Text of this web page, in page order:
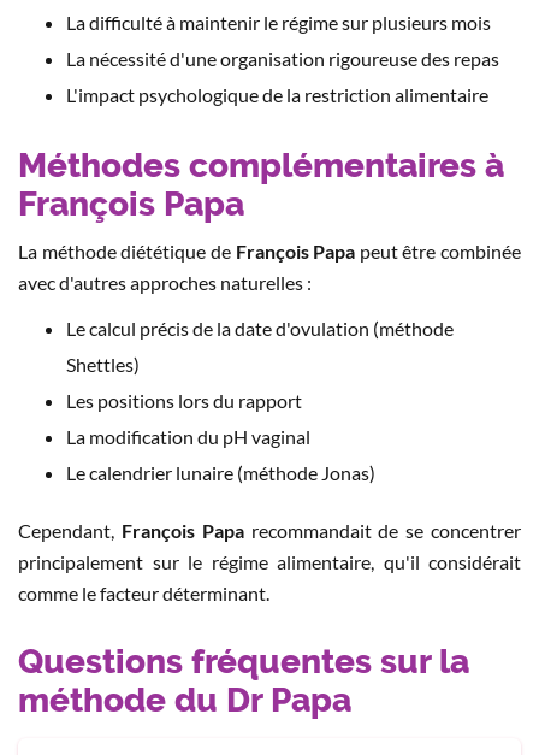
La difficulté à maintenir le régime sur plusieurs mois
La nécessité d'une organisation rigoureuse des repas
L'impact psychologique de la restriction alimentaire
Méthodes complémentaires à
François Papa
La méthode diététique de François Papa peut être combinée
avec d'autres approches naturelles :
Le calcul précis de la date d'ovulation (méthode
Shettles)
Les positions lors du rapport
La modification du pH vaginal
Le calendrier lunaire (méthode Jonas)
Cependant, François Paparecommandait de se concentrer
principalement sur le régime alimentaire, qu'il considérait
comme le facteur déterminant.
Questions fréquentes sur la
méthode du Dr Papa